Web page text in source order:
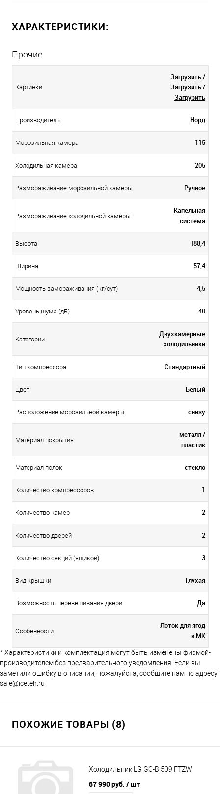
ХАРАКТЕРИСТИКИ:
Прочие
Картинки
Загрузить/
Загрузить/
Загрузить
Производитель Норд
Морозильная камера 115
Холодильная камера 205
Размораживание морозильной камеры Ручное
Размораживание холодильной камеры
Капельная
система
Высота 188,4
Ширина 57,4
Мощность замораживания (кг/сут) 4,5
Уровень шума (дБ) 40
Категории
Двухкамерные
холодильники
Тип компрессора Стандартный
Цвет Белый
Расположение морозильной камеры снизу
Материал покрытия
металл /
пластик
Материал полок стекло
Количество компрессоров 1
Количество камер 2
Количество дверей 2
Количество секций (ящиков) 3
Вид крышки Глухая
Возможность перевешивания двери Да
Особенности
Лоток для ягод
в МК
* Характеристики и комплектация могут быть изменены фирмой-
производителем без предварительного уведомления. Если вы
заметили ошибку в описании, пожалуйста, сообщите нам по адресу
sale@iceteh.ru
ПОХОЖИЕ ТОВАРЫ (8)
Холодильник LG GC-B 509 FTZW
67 990 руб. / шт